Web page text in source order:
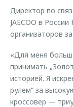
Директор по
JAECOO в
организаторов
«Для меня
принимать
историей. Я
рулем“ за
кроссовер —